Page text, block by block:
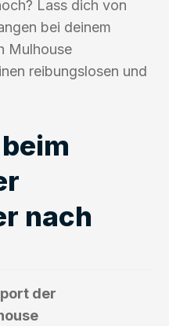
Lass dich von
bei deinem
Mulhouse
reibungslosen und
nach
der